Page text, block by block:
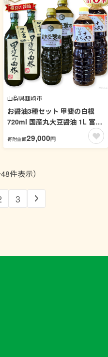
山梨県韮崎市
お醤油3種セット 甲斐の白根
720ml 国産丸大豆醤油 1L 富士
むらさき1L 各2本 計6本 [井筒
屋醤油 山梨県 韮崎市
寄附金額29,000円
48件表示）
3